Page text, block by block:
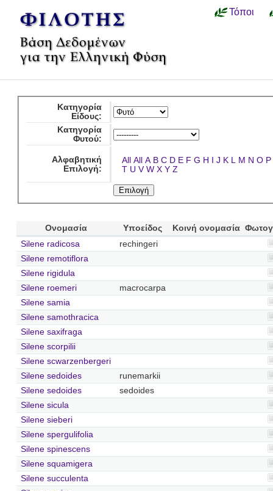
Τόποι
Κατηγορία
Είδους:
Κατηγορία
Φυτού:
Αλφαβητική
Επιλογή:
All All A B C D E F G H I J K L M N O P
T U V W X Y Z
Ονομασία Υποείδος Κοινή ονομασία
Silene radicosa
rechingeri
Silene remotiflora
Silene rigidula
Silene roemeri
macrocarpa
Silene samia
Silene samothracica
Silene saxifraga
Silene scorpilii
Silene scwarzenbergeri
Silene sedoides
runemarkii
Silene sedoides
sedoides
Silene sicula
Silene sieberi
Silene spergulifolia
Silene spinescens
Silene squamigera
Silene succulenta